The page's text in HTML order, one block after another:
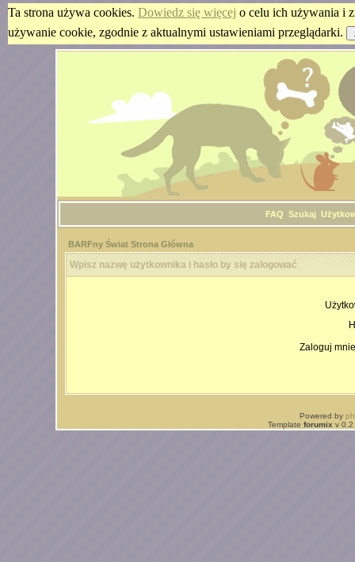
Ta strona używa cookies. Dowiedz się więcej o celu ich używania i
używanie cookie, zgodnie z aktualnymi ustawieniami przeglądarki.
FAQ Szukaj
BARFny Świat Strona Główna
Wpisz nazwę użytkownika i hasło by się zalogować
Zaloguj
Powered by
Template forumix v 0.2